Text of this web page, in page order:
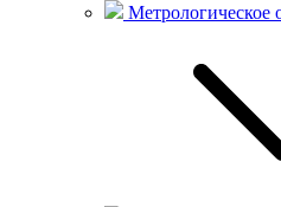
Метрологическое